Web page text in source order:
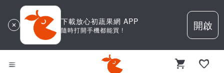
下載放心初蔬果網 APP
隨時打開手機都能買 ! 開啟